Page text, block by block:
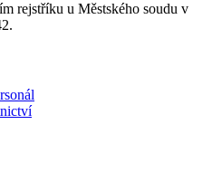
rejstříku u Městského soudu v